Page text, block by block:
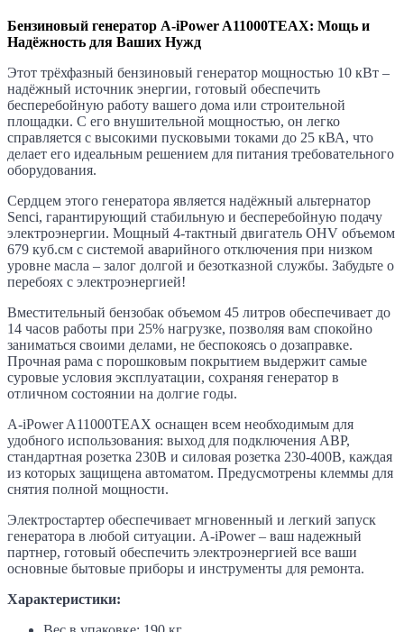
Бензиновый генератор A-iPower A11000TEAX: Мощь и
Надёжность для Ваших Нужд
Этот трёхфазный бензиновый генератор мощностью 10 кВт –
надёжный источник энергии, готовый обеспечить
бесперебойную работу вашего дома или строительной
площадки. С его внушительной мощностью, он легко
справляется с высокими пусковыми токами до 25 кВА, что
делает его идеальным решением для питания требовательного
оборудования.
Сердцем этого генератора является надёжный альтернатор
Senci, гарантирующий стабильную и бесперебойную подачу
электроэнергии. Мощный 4-тактный двигатель OHV объемом
679 куб.см с системой аварийного отключения при низком
уровне масла – залог долгой и безотказной службы. Забудьте о
перебоях с электроэнергией!
Вместительный бензобак объемом 45 литров обеспечивает до
14 часов работы при 25% нагрузке, позволяя вам спокойно
заниматься своими делами, не беспокоясь о дозаправке.
Прочная рама с порошковым покрытием выдержит самые
суровые условия эксплуатации, сохраняя генератор в
отличном состоянии на долгие годы.
A-iPower A11000TEAX оснащен всем необходимым для
удобного использования: выход для подключения АВР,
стандартная розетка 230В и силовая розетка 230-400В, каждая
из которых защищена автоматом. Предусмотрены клеммы для
снятия полной мощности.
Электростартер обеспечивает мгновенный и легкий запуск
генератора в любой ситуации. A-iPower – ваш надежный
партнер, готовый обеспечить электроэнергией все ваши
основные бытовые приборы и инструменты для ремонта.
Характеристики: